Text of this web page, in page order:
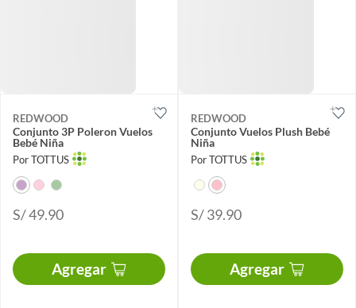
REDWOOD
Conjunto 3P Poleron Vuelos
Bebé Niña
Por TOTTUS
S/ 49.90
Agregar
REDWOOD
Conjunto Vuelos Plush Bebé
Niña
Por TOTTUS
S/ 39.90
Agregar